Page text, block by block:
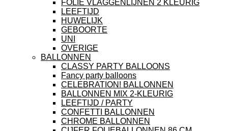
FOLIE VLAGGENLIJNEN 2 KLEURIG
LEEFTIJD
HUWELIJK
GEBOORTE
UNI
OVERIGE
BALLONNEN
CLASSY PARTY BALLOONS
Fancy party balloons
CELEBRATION! BALLONNEN
BALLONNEN MIX 2-KLEURIG
LEEFTIJD / PARTY
CONFETTI BALLONNEN
CHROME BALLONNEN